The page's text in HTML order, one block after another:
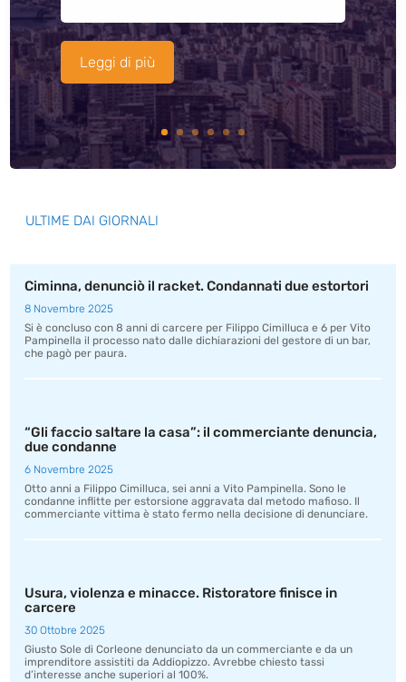
Leggi di più
ULTIME DAI GIORNALI
Ciminna, denunciò il racket. Condannati due estortori
8 Novembre 2025
Si è concluso con 8 anni di carcere per Filippo Cimilluca e 6 per Vito
Pampinella il processo nato dalle dichiarazioni del gestore di un bar,
che pagò per paura.
“Gli faccio saltare la casa”: il commerciante denuncia,
due condanne
6 Novembre 2025
Otto anni a Filippo Cimilluca, sei anni a Vito Pampinella. Sono le
condanne inflitte per estorsione aggravata dal metodo mafioso. Il
commerciante vittima è stato fermo nella decisione di denunciare.
Usura, violenza e minacce. Ristoratore finisce in
carcere
30 Ottobre 2025
Giusto Sole di Corleone denunciato da un commerciante e da un
imprenditore assistiti da Addiopizzo. Avrebbe chiesto tassi
d’interesse anche superiori al 100%.